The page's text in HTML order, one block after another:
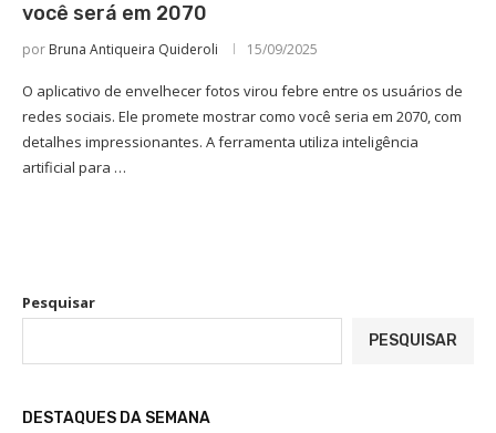
você será em 2070
por Bruna Antiqueira Quideroli 15/09/2025
O aplicativo de envelhecer fotos virou febre entre os usuários de
redes sociais. Ele promete mostrar como você seria em 2070, com
detalhes impressionantes. A ferramenta utiliza inteligência
artificial para …
Pesquisar
PESQUISAR
DESTAQUES DA SEMANA